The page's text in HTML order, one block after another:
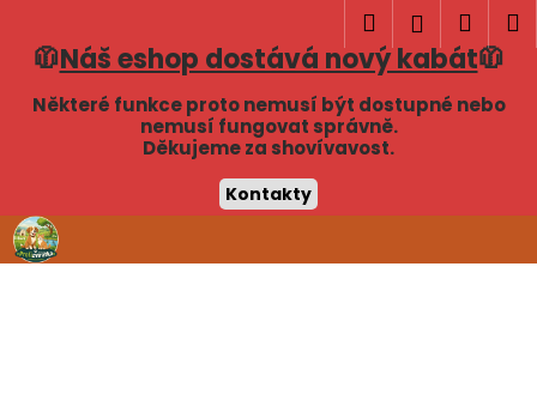
🧥Náš eshop dostává nový kabát🧥
Některé funkce proto nemusí být dostupné nebo
nemusí fungovat správně.
Děkujeme za shovívavost.
Kontakty
Přejít
na
obsah
Hledat
košík
Zpět
Zpět
o
t